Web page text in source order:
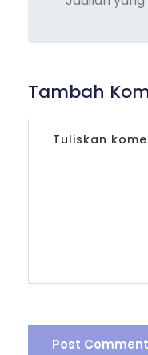
Tambah
Post Comment